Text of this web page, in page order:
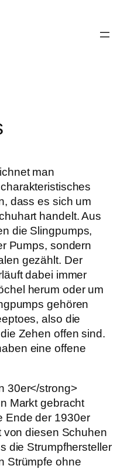
man
dass es sich um
handelt. Aus
die Slingpumps,
Pumps, sondern
gezählt. Der
dabei immer
herum oder um
gehören
also die
Zehen offen sind.
eine offene
30er</strong>
Markt gebracht
Ende der 1930er
von diesen Schuhen
die Strumpfhersteller
Strümpfe ohne